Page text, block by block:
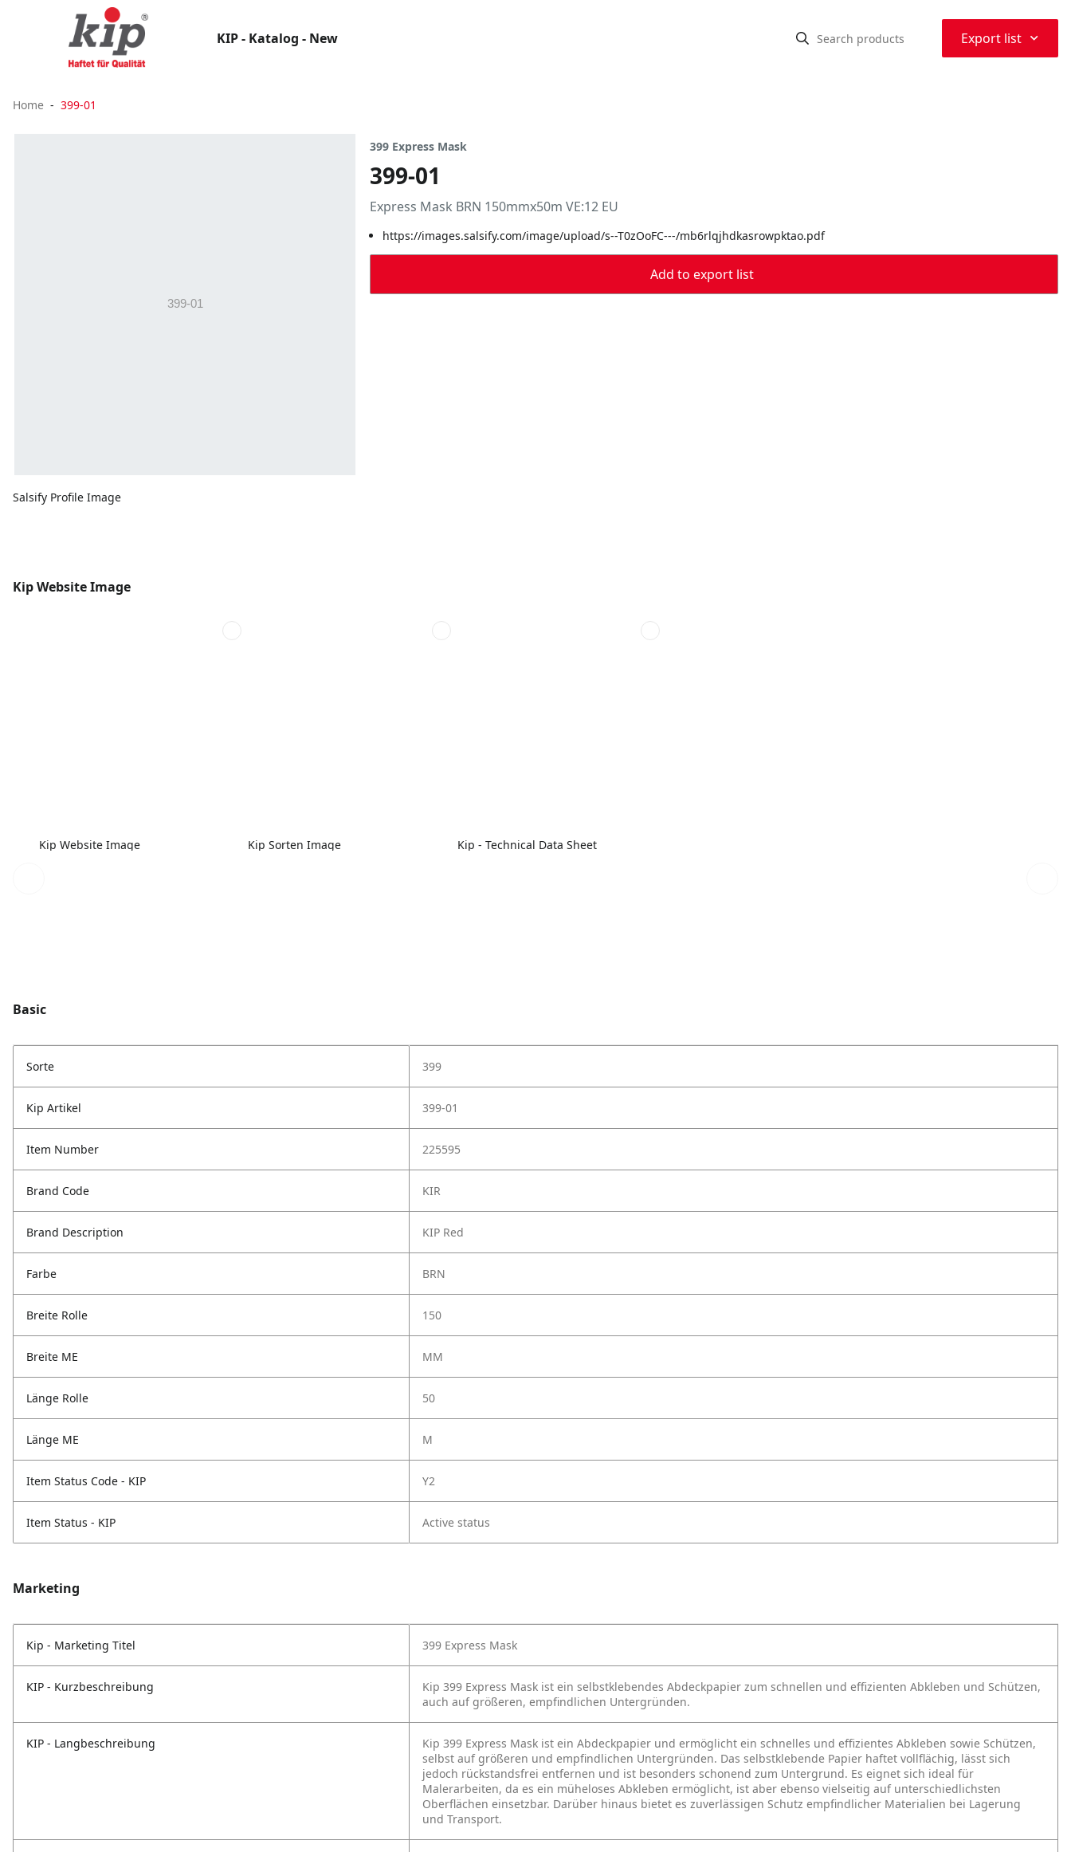
KIP - Katalog - New Export list ⌃
Home 399-01
Salsify Profile Image
399 Express Mask
399-01
Express Mask BRN 150mmx50m VE:12 EU
https://images.salsify.com/image/upload/s--T0zOoFC---/mb6rlqjhdkasrowpktao.pdf
Add to export list
Kip Website Image
Kip Website Image Kip Sorten Image Kip - Technical Data Sheet
Basic
Sorte 399
Kip Artikel 399-01
Item Number 225595
Brand Code KIR
Brand Description KIP Red
Farbe BRN
Breite Rolle 150
Breite ME MM
Länge Rolle 50
Länge ME M
Item Status Code - KIP Y2
Item Status - KIP Active status
Marketing
Kip - Marketing Titel 399 Express Mask
KIP - Kurzbeschreibung
Kip 399 Express Mask ist ein selbstklebendes Abdeckpapier zum schnellen und effizienten Abkleben und Schützen,
auch auf größeren, empfindlichen Untergründen.
KIP - Langbeschreibung
Kip 399 Express Mask ist ein Abdeckpapier und ermöglicht ein schnelles und effizientes Abkleben sowie Schützen,
selbst auf größeren und empfindlichen Untergründen. Das selbstklebende Papier haftet vollflächig, lässt sich
jedoch rückstandsfrei entfernen und ist besonders schonend zum Untergrund. Es eignet sich ideal für
Malerarbeiten, da es ein müheloses Abkleben ermöglicht, ist aber ebenso vielseitig auf unterschiedlichsten
Oberflächen einsetzbar. Darüber hinaus bietet es zuverlässigen Schutz empfindlicher Materialien bei Lagerung
und Transport.